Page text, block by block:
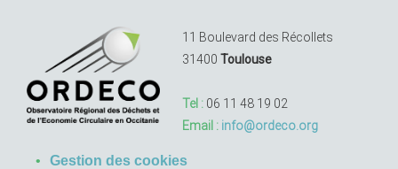
11 Boulevard des Récollets
31400 Toulouse
Tel : 06 11 48 19 02
Email : info@ordeco.org
Gestion des cookies